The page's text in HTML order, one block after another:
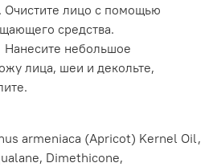
лицо с помощью
средства.
небольшое
лица, шеи и декольте,
armeniaca (Apricot) Kernel Oil,
Dimethicone,